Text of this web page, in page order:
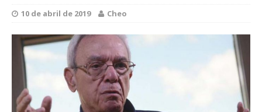
10 de abril de 2019 Cheo